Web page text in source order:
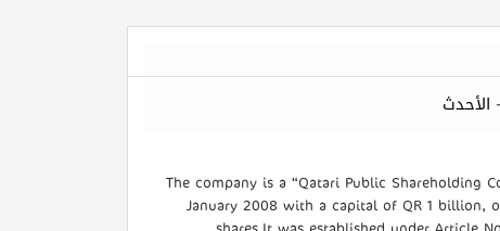
- الأحدث
The company is a “Qatari Public Shareholding
January 2008 with a capital of QR 1